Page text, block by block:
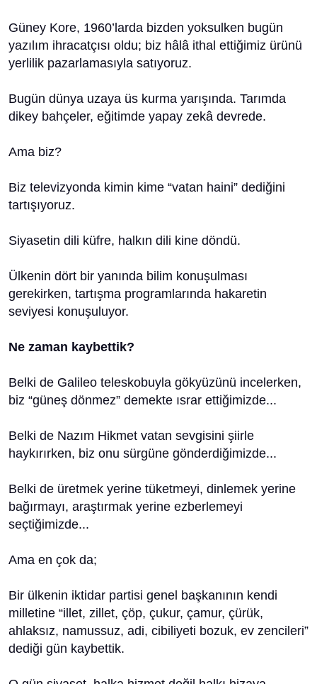
Güney Kore, 1960’larda bizden yoksulken bugün
yazılım ihracatçısı oldu; biz hâlâ ithal ettiğimiz ürünü
yerlilik pazarlamasıyla satıyoruz.
Bugün dünya uzaya üs kurma yarışında. Tarımda
dikey bahçeler, eğitimde yapay zekâ devrede.
Ama biz?
Biz televizyonda kimin kime “vatan haini” dediğini
tartışıyoruz.
Siyasetin dili küfre, halkın dili kine döndü.
Ülkenin dört bir yanında bilim konuşulması
gerekirken, tartışma programlarında hakaretin
seviyesi konuşuluyor.
Ne zaman kaybettik?
Belki de Galileo teleskobuyla gökyüzünü incelerken,
biz “güneş dönmez” demekte ısrar ettiğimizde...
Belki de Nazım Hikmet vatan sevgisini şiirle
haykırırken, biz onu sürgüne gönderdiğimizde...
Belki de üretmek yerine tüketmeyi, dinlemek yerine
bağırmayı, araştırmak yerine ezberlemeyi
seçtiğimizde...
Ama en çok da;
Bir ülkenin iktidar partisi genel başkanının kendi
milletine “illet, zillet, çöp, çukur, çamur, çürük,
ahlaksız, namussuz, adi, cibiliyeti bozuk, ev zencileri”
dediği gün kaybettik.